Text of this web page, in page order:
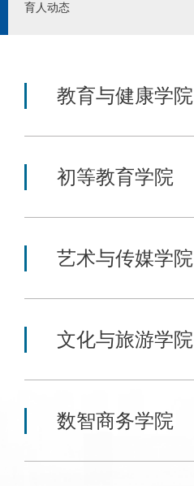
育人动态
教育与健康学院
初等教育学院
艺术与传媒学院
文化与旅游学院
数智商务学院